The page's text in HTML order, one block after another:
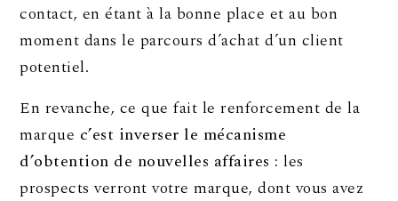
contact, en étant à la bonne place et au bon
moment dans le parcours d’achat d’un client
potentiel.
En revanche, ce que fait le renforcement de la
marque c’est inverser le mécanisme
d’obtention de nouvelles affaires :les
prospects verront votre marque, dont vous avez